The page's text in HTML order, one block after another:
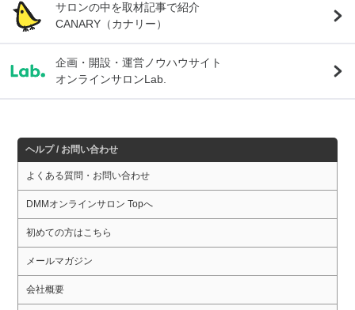
サロンの中を取材記事で紹介
CANARY（カナリー）
企画・開設・運営ノウハウサイト
オンラインサロンLab.
ヘルプ / お問い合わせ
よくある質問・お問い合わせ
DMMオンラインサロン Topへ
初めての方はこちら
メールマガジン
会社概要